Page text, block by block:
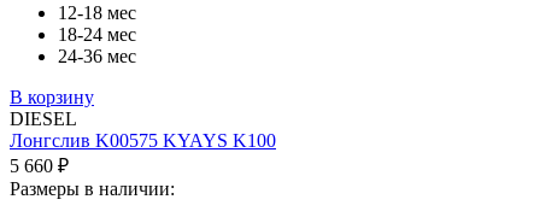
12-18 мес
18-24 мес
24-36 мес
В корзину
DIESEL
Лонгслив K00575 KYAYS K100
5 660 ₽
Размеры в наличии: